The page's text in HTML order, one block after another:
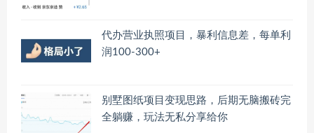
代办营业执照项目，暴利信息差，每单利
润100-300+
别墅图纸项目变现思路，后期无脑搬砖完
全躺赚，玩法无私分享给你